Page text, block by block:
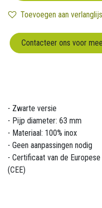
Toevoegen aan
Contacteer ons voor
- Zwarte versie
- Pijp diameter: 63 mm
- Materiaal: 100% inox
- Geen aanpassingen nodig
- Certificaat van de
(CEE)